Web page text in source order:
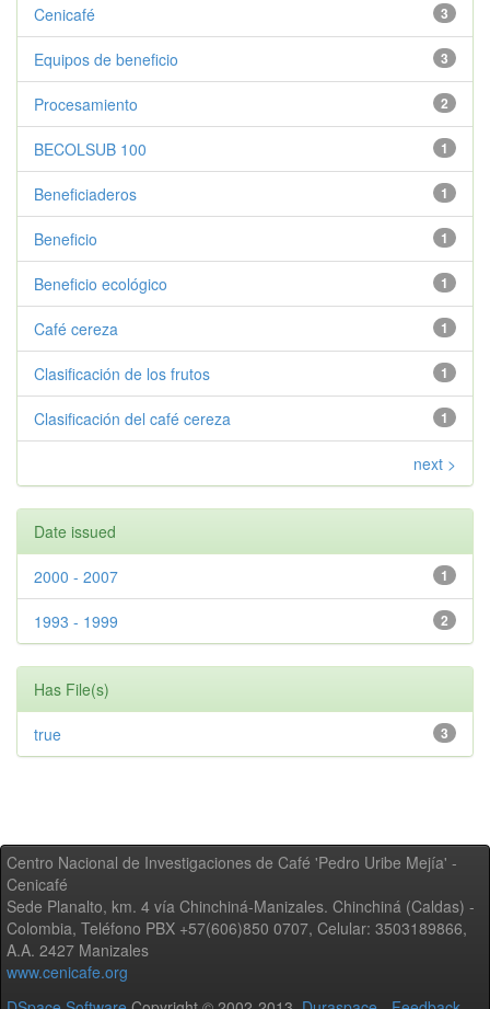
3
Cenicafé
3
Equipos de beneficio
2
Procesamiento
1
BECOLSUB 100
1
Beneficiaderos
1
Beneficio
1
Beneficio ecológico
1
Café cereza
1
Clasificación de los frutos
1
Clasificación del café cereza
next >
Date issued
1
2000 - 2007
2
1993 - 1999
Has File(s)
3
true
Centro Nacional de Investigaciones de Café 'Pedro Uribe Mejía' -
Cenicafé
Sede Planalto, km. 4 vía Chinchiná-Manizales. Chinchiná (Caldas) -
Colombia, Teléfono PBX +57(606)850 0707, Celular: 3503189866,
A.A. 2427 Manizales
www.cenicafe.org